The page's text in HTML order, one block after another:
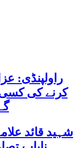
راولپنڈی:
کرنے کی
شہید قائد